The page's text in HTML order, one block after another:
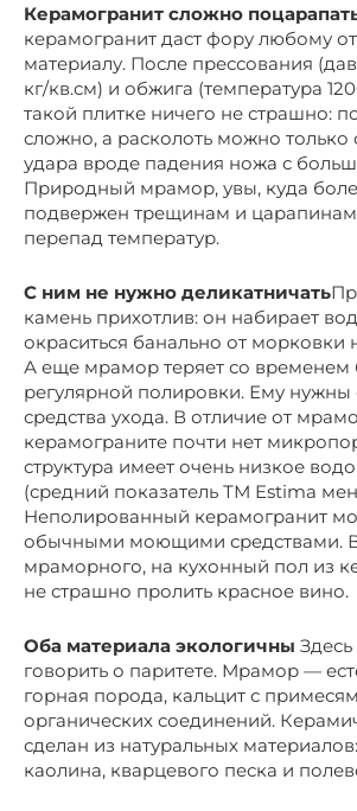
Керамогранит сложно
керамогранит даст фору любому
материалу. После прессования
кг/кв.см) и обжига (температура
такой плитке ничего не страшно:
сложно, а расколоть можно только
удара вроде падения ножа с
Природный мрамор, увы, куда
подвержен трещинам и
перепад температур.
С ним не нужно деликатничать
камень прихотлив: он набирает
окраситься банально от морковки
А еще мрамор теряет со временем
регулярной полировки. Ему нужны
средства ухода. В отличие от
керамограните почти нет
структура имеет очень низкое
(средний показатель ТМ Estima
Неполированный керамогранит
обычными моющими средствами. В
мраморного, на кухонный пол из
не страшно пролить красное вино.
Оба материала экологичны
говорить о паритете. Мрамор —
горная порода, кальцит с
органических соединений.
сделан из натуральных
каолина, кварцевого песка и